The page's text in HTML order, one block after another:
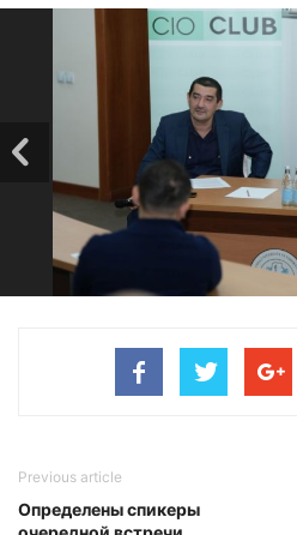
Previous article
Определены спикеры